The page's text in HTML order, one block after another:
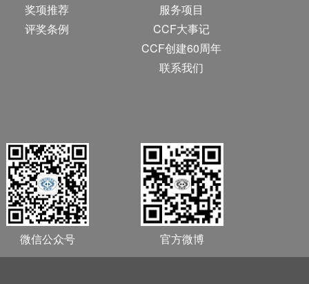
奖项推荐
评奖条例
服务项目
CCF大事记
CCF创建60周年
联系我们
微信公众号 官方微博